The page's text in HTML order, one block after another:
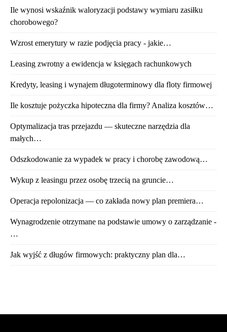
Ile wynosi wskaźnik waloryzacji podstawy wymiaru zasiłku
chorobowego?
Wzrost emerytury w razie podjęcia pracy - jakie…
Leasing zwrotny a ewidencja w księgach rachunkowych
Kredyty, leasing i wynajem długoterminowy dla floty firmowej
Ile kosztuje pożyczka hipoteczna dla firmy? Analiza kosztów…
Optymalizacja tras przejazdu — skuteczne narzędzia dla
małych…
Odszkodowanie za wypadek w pracy i chorobę zawodową…
Wykup z leasingu przez osobę trzecią na gruncie…
Operacja repolonizacja — co zakłada nowy plan premiera…
Wynagrodzenie otrzymane na podstawie umowy o zarządzanie -
…
Jak wyjść z długów firmowych: praktyczny plan dla…